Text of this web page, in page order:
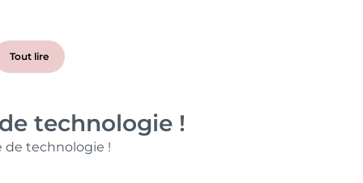
Tout lire
technologie !
de technologie !